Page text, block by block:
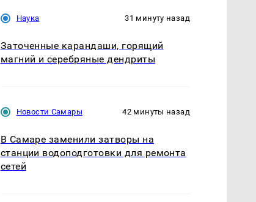
Наука 31 минуту назад
Заточенные карандаши, горящий
магний и серебряные дендриты
Новости Самары 42 минуты назад
В Самаре заменили затворы на
станции водоподготовки для ремонта
сетей